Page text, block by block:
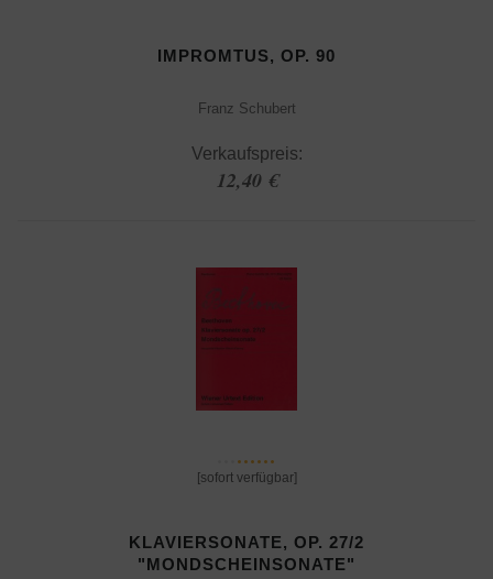
IMPROMTUS, OP. 90
Franz Schubert
Verkaufspreis:
12,40 €
[sofort verfügbar]
KLAVIERSONATE, OP. 27/2
"MONDSCHEINSONATE"